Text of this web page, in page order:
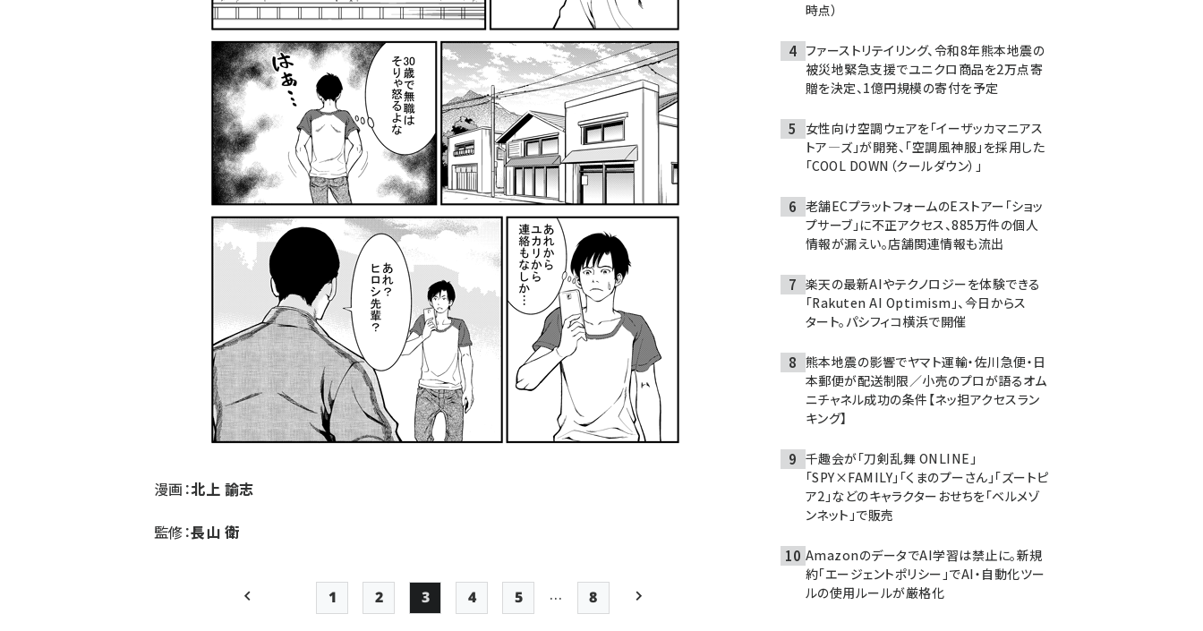
漫画：北上 諭志
監修：長山 衛
Page
1
Page
2
Page
3
Page
4
Page
5 …
最終ページ
8
時点）
ファーストリテイリング、令和8年熊本地震の
被災地緊急支援でユニクロ商品を2万点寄
贈を決定、1億円規模の寄付を予定
女性向け空調ウェアを「イーザッカマニアス
トア―ズ」が開発、「空調風神服」を採用した
「COOL DOWN（クールダウン）」
老舗ECプラットフォームのEストアー「ショッ
プサーブ」に不正アクセス、885万件の個人
情報が漏えい。店舗関連情報も流出
楽天の最新AIやテクノロジーを体験できる
「Rakuten AI Optimism」、今日からス
タート。パシフィコ横浜で開催
熊本地震の影響でヤマト運輸・佐川急便・日
本郵便が配送制限／小売のプロが語るオム
ニチャネル成功の条件【ネッ担アクセスラン
キング】
千趣会が「刀剣乱舞 ONLINE」
「SPY×FAMILY」「くまのプーさん」「ズートピ
ア2」などのキャラクターおせちを「ベルメゾ
ンネット」で販売
AmazonのデータでAI学習は禁止に。新規
約「エージェントポリシー」でAI・自動化ツー
ルの使用ルールが厳格化